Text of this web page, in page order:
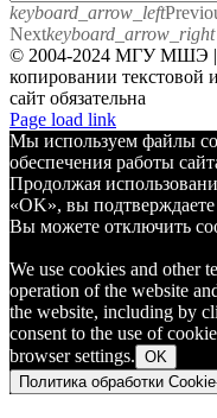
keyboard_arrow_left
Nextkeyboard_arrow_right
© 2004-2024 МГУ МШЭ |
копировании текстовой
сайт обязательна
Telegram
Page load link
Мы используем файлы
обеспечения работы
Продолжая
«OK», вы
Вы можете отключить
We use cookies and other
operation of the website
the website, including by
consent to the use of
browser settings. OK
Политика обработки